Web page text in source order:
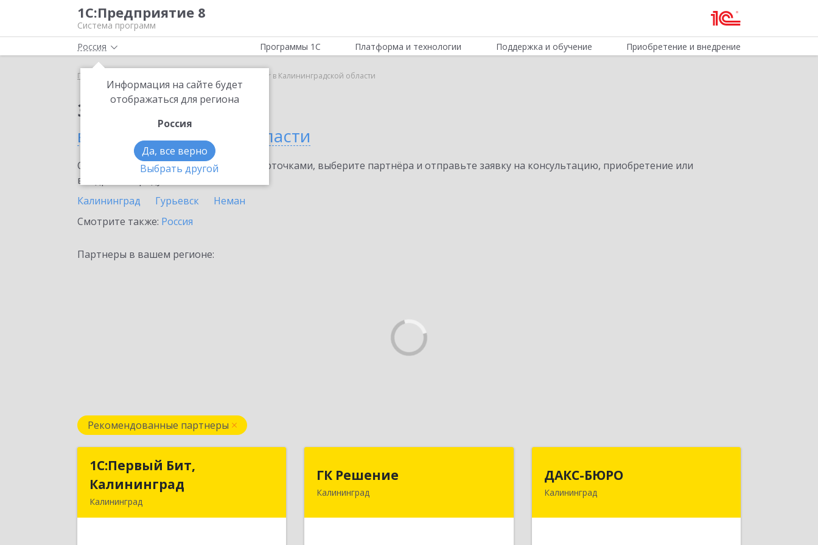
1С:Предприятие 8
Система программ
Россия
Информация на сайте будет
отображаться для региона
Россия
Да, все верно
Выбрать другой
Программы 1С Платформа и технологии Поддержка и обучение Приобретение и внедрение
Главная SellMonitor в Калининградской области
Заказать SellMonitor
в Калининградской области
Ознакомьтесь с информационными карточками, выберите партнёра и отправьте заявку на консультацию, приобретение или
внедрение продукта.
Калининград
Гурьевск
Неман
Смотрите также: Россия
Партнеры в вашем регионе:
Рекомендованные партнеры
1С:Первый Бит,
Калининград
Калининград
1С:Первый Бит,
Калининград
ГК Решение
Калининград236038, Калининградская обл,
ДАКС-БЮРО
Калининград236006, Калининградская обл,